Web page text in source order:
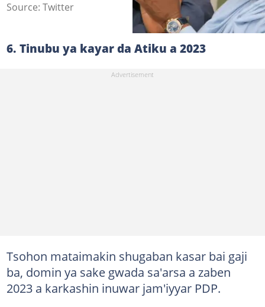
Source: Twitter
6. Tinubu ya kayar da Atiku a 2023
Tsohon mataimakin shugaban kasar bai gaji
ba, domin ya sake gwada sa'arsa a zaben
2023 a karkashin inuwar jam'iyyar PDP.